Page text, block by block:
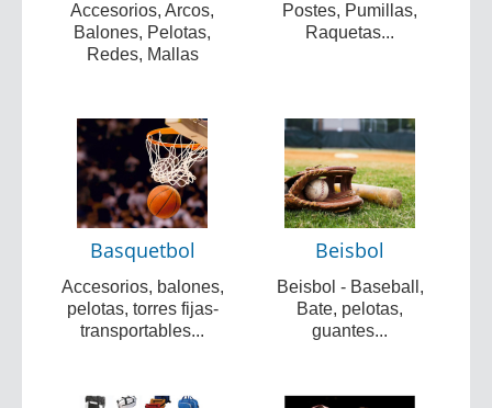
Accesorios, Arcos,
Balones, Pelotas,
Redes, Mallas
Postes, Pumillas,
Raquetas...
Basquetbol
Accesorios, balones,
pelotas, torres fijas-
transportables...
Beisbol
Beisbol - Baseball,
Bate, pelotas,
guantes...